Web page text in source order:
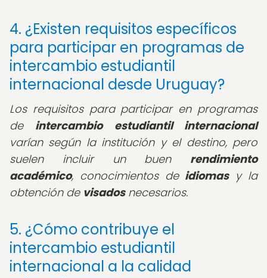
4. ¿Existen requisitos específicos
para participar en programas de
intercambio estudiantil
internacional desde Uruguay?
Los requisitos para participar en programas
de intercambio estudiantil internacional
varían según la institución y el destino, pero
suelen incluir un buen rendimiento
académico, conocimientos de idiomasy la
obtención de visadosnecesarios.
5. ¿Cómo contribuye el
intercambio estudiantil
internacional a la calidad